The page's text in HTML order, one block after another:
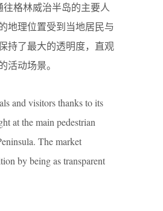
往格林威治半岛的主要人
地理位置受到当地居民与
持了最大的透明度，直观
活动场景。
and visitors thanks to its
at the main pedestrian
The market
by being as transparent